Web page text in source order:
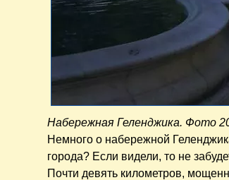
Набережная Геленджика. Фото
Немного о набережной
города? Если видели, то не
Почти девять километров,